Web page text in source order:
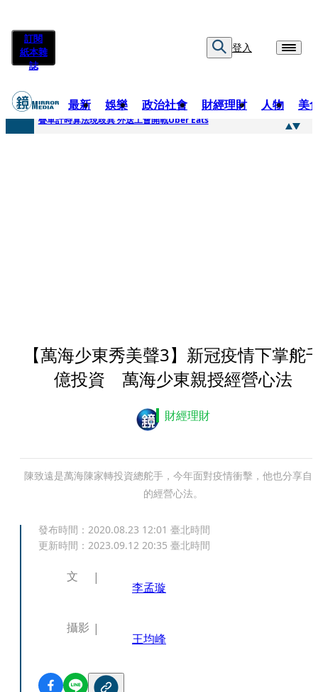
訂閱
紙本雜
誌
登入
最新 娛樂 政治社會 財經理財 人物 美
快訊
疊單計時算法現歧異 外送工會開戰Uber Eats
【萬海少東秀美聲3】新冠疫情下掌舵
億投資 萬海少東親授經營心法
財經理財
陳致遠是萬海陳家轉投資總舵手，今年面對疫情衝擊，他也分享自
的經營心法。
發布時間： 2020.08.23 12:01 臺北時間
更新時間： 2023.09.12 20:35 臺北時間
文
李孟璇
攝影
王均峰